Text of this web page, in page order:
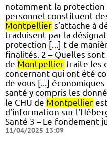
notamment la protection
personnel constituent
Montpellier s’attache à
traduisent par la
protection [...] t de
finalités. 2 – Quelles
de Montpellier traite les
concernant qui ont été
de vous [...]
santé y compris les
le CHU de Montpellier
d'information sur
Santé 3 – Le fondement
11/04/2025 13:09